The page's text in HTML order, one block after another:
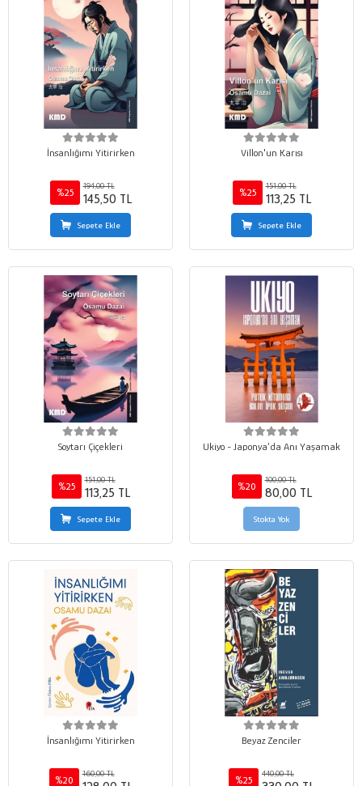
İnsanlığımı Yitirirken
%25
194,00 TL
145,50 TL
Sepete Ekle
Villon'un Karısı
%25
151,00 TL
113,25 TL
Sepete Ekle
Soytarı Çiçekleri
%25
151,00 TL
113,25 TL
Sepete Ekle
Ukiyo - Japonya’da Anı Yaşamak
%20
100,00 TL
80,00 TL
Stokta Yok
İnsanlığımı Yitirirken
%20
160,00 TL
Beyaz Zenciler
%25
440,00 TL